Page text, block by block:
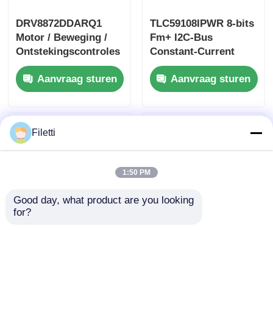
DRV8872DDARQ1
Motor / Beweging /
Ontstekingscontroles
& Drivers 3.6A
Borstel DC Motor
Driver W / Fout
Aanvraag sturen
TLC59108IPWR 8-bits
Fm+ I2C-Bus
Constant-Current
LED Sink Driver
Aanvraag sturen
Filetti
1:50 PM
Good day, what product are you looking
for?